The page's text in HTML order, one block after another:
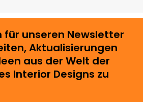
für unseren Newsletter
Aktualisierungen
aus der Welt der
Interior Designs zu